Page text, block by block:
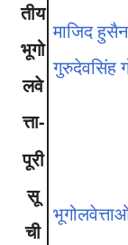
तीय
भूगो
लवे
त्ता-
माजिद हुसैन
गुरुदेवसिंह
पूरी
सू
ची